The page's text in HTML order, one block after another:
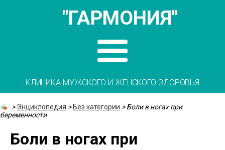
"ГАРМОНИЯ"
КЛИНИКА МУЖСКОГО И ЖЕНСКОГО ЗДОРОВЬЯ
>Энциклопедия > Без категории >Боли в ногах при
беременности
Боли в ногах при